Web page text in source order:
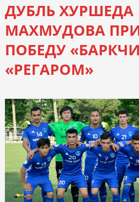
ДУБЛЬ ХУРШЕДА
МАХМУДОВА
ПОБЕДУ
«РЕГАРОМ»